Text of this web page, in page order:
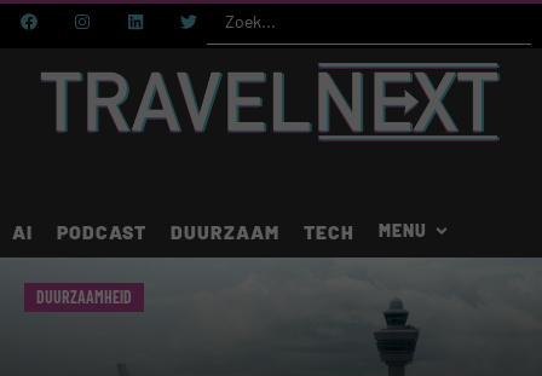
AI PODCAST DUURZAAM TECH
DUURZAAMHEID